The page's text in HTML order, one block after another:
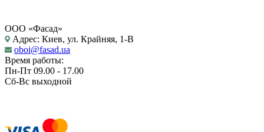
ООО «Фасад»
Адрес: Киев, ул. Крайняя, 1-В
oboi@fasad.ua
Время работы:
Пн-Пт 09.00 - 17.00
Сб-Вс выходной